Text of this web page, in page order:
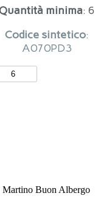
minima: 6
Codice sintetico:
A070PD3
Martino Buon Albergo